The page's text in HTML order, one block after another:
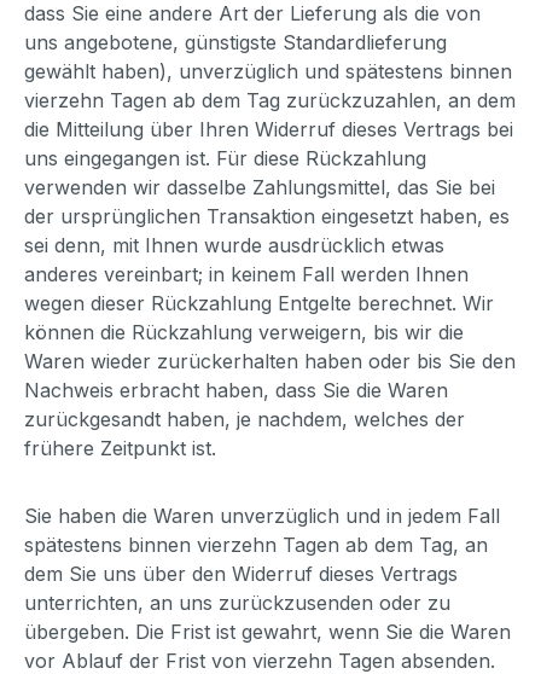
dass Sie eine andere Art der Lieferung als die von
uns angebotene, günstigste Standardlieferung
gewählt haben), unverzüglich und spätestens binnen
vierzehn Tagen ab dem Tag zurückzuzahlen, an dem
die Mitteilung über Ihren Widerruf dieses Vertrags bei
uns eingegangen ist. Für diese Rückzahlung
verwenden wir dasselbe Zahlungsmittel, das Sie bei
der ursprünglichen Transaktion eingesetzt haben, es
sei denn, mit Ihnen wurde ausdrücklich etwas
anderes vereinbart; in keinem Fall werden Ihnen
wegen dieser Rückzahlung Entgelte berechnet. Wir
können die Rückzahlung verweigern, bis wir die
Waren wieder zurückerhalten haben oder bis Sie den
Nachweis erbracht haben, dass Sie die Waren
zurückgesandt haben, je nachdem, welches der
frühere Zeitpunkt ist.
Sie haben die Waren unverzüglich und in jedem Fall
spätestens binnen vierzehn Tagen ab dem Tag, an
dem Sie uns über den Widerruf dieses Vertrags
unterrichten, an uns zurückzusenden oder zu
übergeben. Die Frist ist gewahrt, wenn Sie die Waren
vor Ablauf der Frist von vierzehn Tagen absenden.